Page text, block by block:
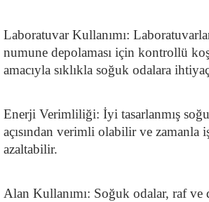
Laboratuvar Kullanımı:
numune depolaması için kontrollü
amacıyla sıklıkla soğuk odalara
Enerji Verimliliği: İyi tasarlanmış
açısından verimli olabilir ve zamanla
azaltabilir.
Alan Kullanımı: Soğuk odalar, raf ve